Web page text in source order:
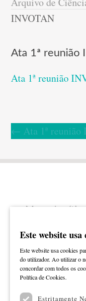
INVOTAN
Ata 1ª reunião
Ata 1ª reunião
← Ata 1ª
Mapa do sítio
Este website usa
Este website usa cookies
do utilizador. Ao utilizar o
concordar com todos os
Política de Cookies.
Estritamente